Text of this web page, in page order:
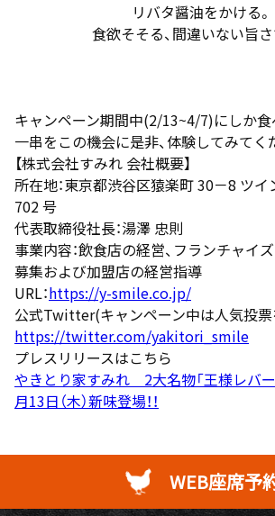
リバタ醤油をかける。
食欲そそる、間違いない旨さ
キャンペーン期間中(2/13~4/7)にしか
一串をこの機会に是非、体験してみてく
【株式会社すみれ 会社概要】
所在地：東京都渋谷区猿楽町 30－8 ツ
702 号
代表取締役社長：湯澤 忠則
事業内容：飲食店の経営、フランチャイ
募集および加盟店の経営指導
URL：https://y-smile.co.jp/
公式Twitter(キャンペーン中は人気投票
https://twitter.com/yakitori_smile
プレスリリースはこちら
やきとり家すみれ 2大名物「王様レバー
月13日（木）新味登場！！
WEB座席予